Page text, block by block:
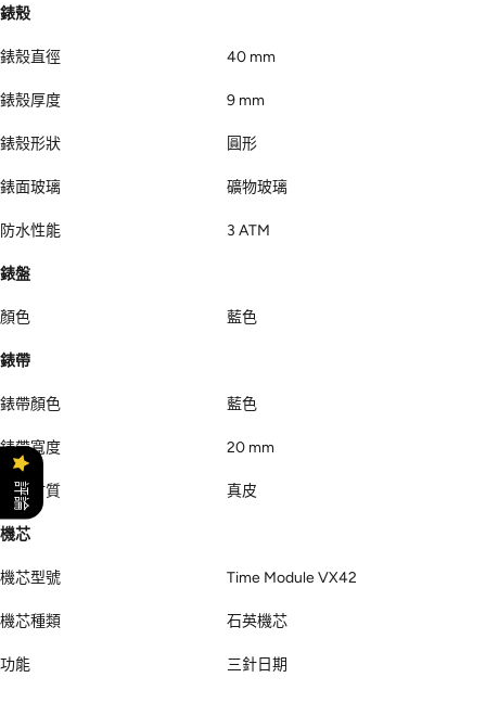
錶殼
錶殼直徑 40 mm
錶殼厚度 9 mm
錶殼形狀 圓形
錶面玻璃 礦物玻璃
防水性能 3 ATM
錶盤
顏色 藍色
錶帶
錶帶顏色 藍色
錶帶寬度 20 mm
錶帶材質 真皮
機芯
機芯型號 Time Module VX42
機芯種類 石英機芯
功能 三針日期
評論